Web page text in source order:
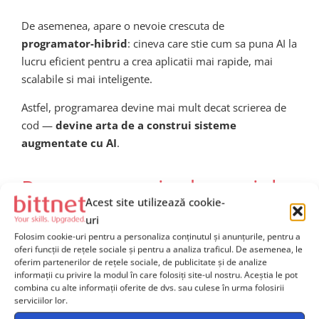
Acest site utilizează cookie-
uri
Folosim cookie-uri pentru a personaliza conținutul și anunțurile, pentru a
oferi funcții de rețele sociale și pentru a analiza traficul. De asemenea, le
oferim partenerilor de rețele sociale, de publicitate și de analize
informații cu privire la modul în care folosiți site-ul nostru. Aceștia le pot
combina cu alte informații oferite de dvs. sau culese în urma folosirii
serviciilor lor.
De asemenea, apare o nevoie crescuta de
programator-hibrid: cineva care stie cum sa puna AI la
lucru eficient pentru a crea aplicatii mai rapide, mai
scalabile si mai inteligente.
Astfel, programarea devine mai mult decat scrierea de
cod — devine arta de a construi sisteme
augmentate cu AI.
Programarea in domeniul
DevOps si AI
DevOps joaca un rol critic in implementarea si
mentenanta sistemelor AI. Automatizarea proceselor de
deployment, testare si optimizare continua sunt
fundamentele unei infrastructuri AI reziliente. Iata